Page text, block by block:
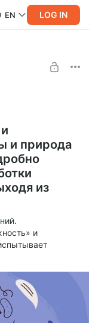
EN LOG IN
и природа
из
и